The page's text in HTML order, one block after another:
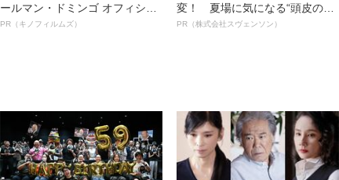
ールマン・ドミンゴ オフィシャ
ルインタビュー“観客を魅了した
PR（キノフィルムズ）
変！ 夏場に気になる“頭皮のニ
オイ”や“ベタつき”を解消す
PR（株式会社スヴェンソン）